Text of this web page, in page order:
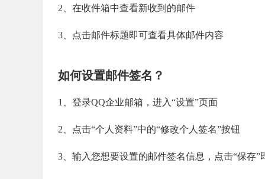
2、在收件箱中查看新收到的邮件
3、点击邮件标题即可查看具体邮件内容
如何设置邮件签名？
1、登录QQ企业邮箱，进入“设置”页面
2、点击“个人资料”中的“修改个人签名”按钮
3、输入您想要设置的邮件签名信息，点击“保存”